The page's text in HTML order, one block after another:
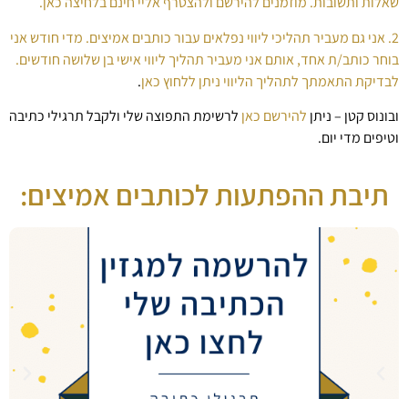
2. אני גם מעביר תהליכי ליווי נפלאים עבור כותבים אמיצים. מדי חודש אני
בוחר כותב/ת אחד, אותם אני מעביר תהליך ליווי אישי בן שלושה חודשים.
לבדיקת התאמתך לתהליך הליווי ניתן ללחוץ כאן.
ובונוס קטן – ניתן להירשם כאן לרשימת התפוצה שלי ולקבל תרגילי כתיבה
וטיפים מדי יום.
תיבת ההפתעות לכותבים אמיצים: